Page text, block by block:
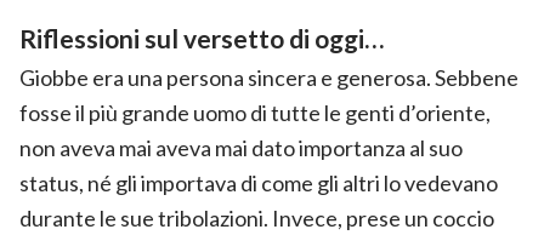
Riflessioni sul versetto di oggi…
Giobbe era una persona sincera e generosa. Sebbene
fosse il più grande uomo di tutte le genti d’oriente,
non aveva mai aveva mai dato importanza al suo
status, né gli importava di come gli altri lo vedevano
durante le sue tribolazioni. Invece, prese un coccio